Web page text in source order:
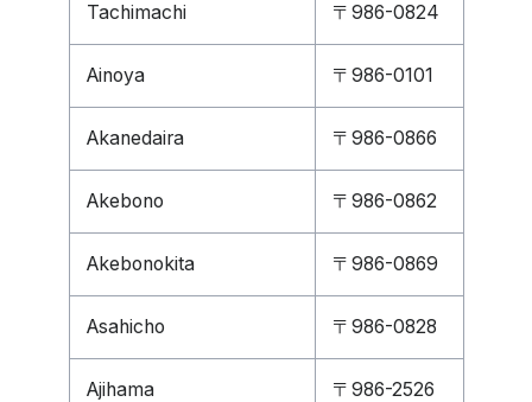
Tachimachi 〒986-0824
Ainoya 〒986-0101
Akanedaira 〒986-0866
Akebono 〒986-0862
Akebonokita 〒986-0869
Asahicho 〒986-0828
Ajihama 〒986-2526